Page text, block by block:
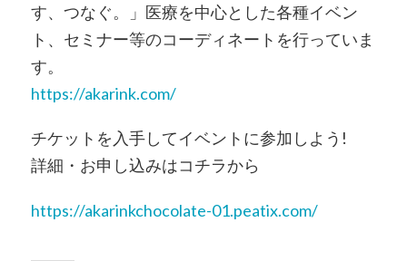
す、つなぐ。」医療を中心とした各種イベン
ト、セミナー等のコーディネートを行っていま
す。
https://akarink.com/
チケットを入手してイベントに参加しよう!
詳細・お申し込みはコチラから
https://akarinkchocolate-01.peatix.com/